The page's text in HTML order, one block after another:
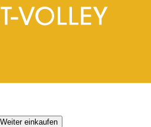
Weiter einkaufen